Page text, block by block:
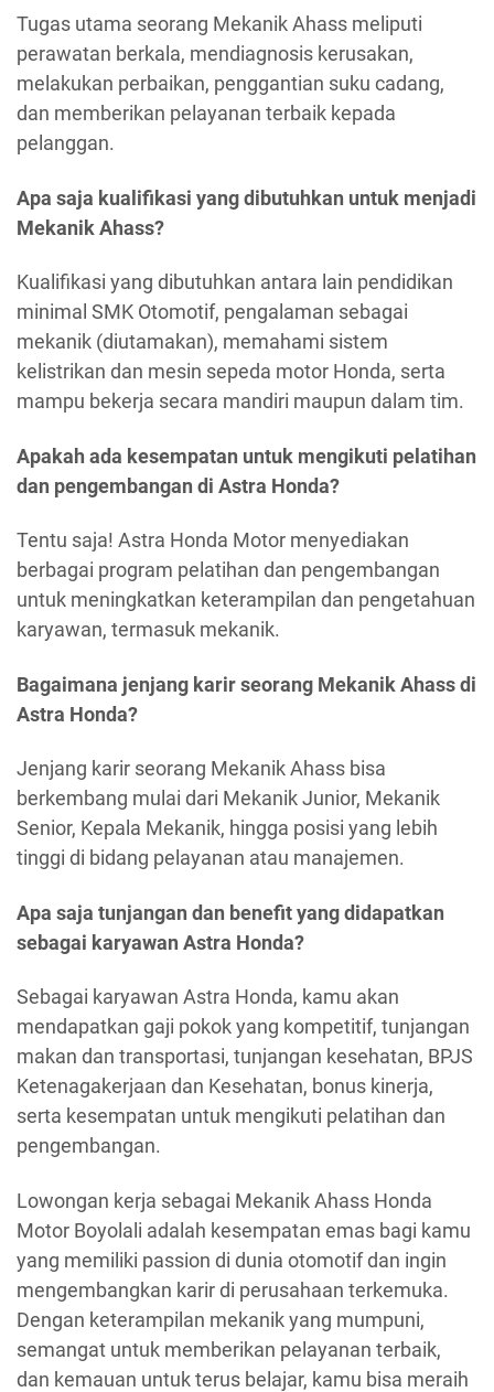
Tugas utama seorang Mekanik Ahass meliputi
perawatan berkala, mendiagnosis kerusakan,
melakukan perbaikan, penggantian suku cadang,
dan memberikan pelayanan terbaik kepada
pelanggan.
Apa saja kualifikasi yang dibutuhkan untuk menjadi
Mekanik Ahass?
Kualifikasi yang dibutuhkan antara lain pendidikan
minimal SMK Otomotif, pengalaman sebagai
mekanik (diutamakan), memahami sistem
kelistrikan dan mesin sepeda motor Honda, serta
mampu bekerja secara mandiri maupun dalam tim.
Apakah ada kesempatan untuk mengikuti pelatihan
dan pengembangan di Astra Honda?
Tentu saja! Astra Honda Motor menyediakan
berbagai program pelatihan dan pengembangan
untuk meningkatkan keterampilan dan pengetahuan
karyawan, termasuk mekanik.
Bagaimana jenjang karir seorang Mekanik Ahass di
Astra Honda?
Jenjang karir seorang Mekanik Ahass bisa
berkembang mulai dari Mekanik Junior, Mekanik
Senior, Kepala Mekanik, hingga posisi yang lebih
tinggi di bidang pelayanan atau manajemen.
Apa saja tunjangan dan benefit yang didapatkan
sebagai karyawan Astra Honda?
Sebagai karyawan Astra Honda, kamu akan
mendapatkan gaji pokok yang kompetitif, tunjangan
makan dan transportasi, tunjangan kesehatan, BPJS
Ketenagakerjaan dan Kesehatan, bonus kinerja,
serta kesempatan untuk mengikuti pelatihan dan
pengembangan.
Lowongan kerja sebagai Mekanik Ahass Honda
Motor Boyolali adalah kesempatan emas bagi kamu
yang memiliki passion di dunia otomotif dan ingin
mengembangkan karir di perusahaan terkemuka.
Dengan keterampilan mekanik yang mumpuni,
semangat untuk memberikan pelayanan terbaik,
dan kemauan untuk terus belajar, kamu bisa meraih